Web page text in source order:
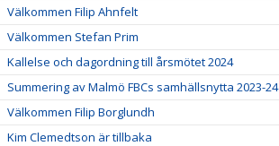
Välkommen Filip Ahnfelt
Välkommen Stefan Prim
Kallelse och dagordning till årsmötet 2024
Summering av Malmö FBCs samhällsnytta 2023-24
Välkommen Filip Borglundh
Kim Clemedtson är tillbaka